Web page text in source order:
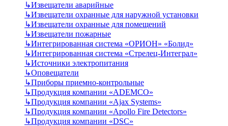
↳Извещатели аварийные
↳Извещатели охранные для наружной установки
↳Извещатели охранные для помещений
↳Извещатели пожарные
↳Интегрированная система «ОРИОН» «Болид»
↳Интегрированная система «Стрелец-Интеграл»
↳Источники электропитания
↳Оповещатели
↳Приборы приемно-контрольные
↳Продукция компании «ADEMCO»
↳Продукция компании «Ajax Systems»
↳Продукция компании «Apollo Fire Detectors»
↳Продукция компании «DSC»